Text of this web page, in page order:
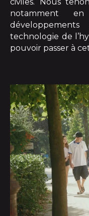
civiles. Nous
notamment
technologie de
pouvoir passer à